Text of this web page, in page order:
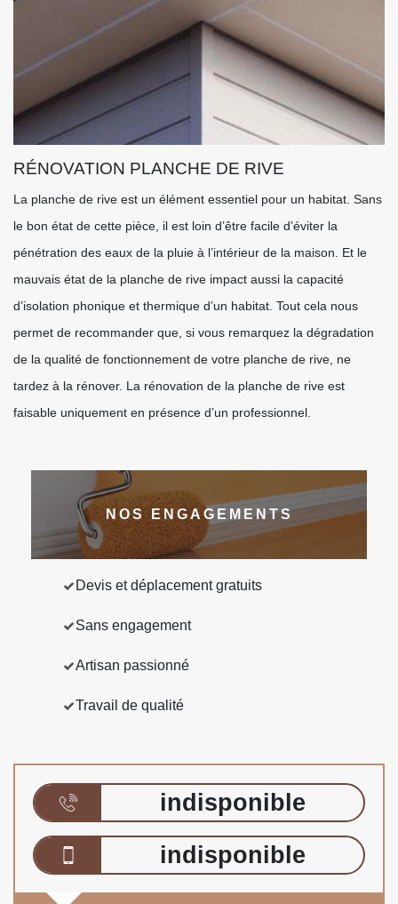
RÉNOVATION PLANCHE DE RIVE
La planche de rive est un élément essentiel pour un habitat. Sans
le bon état de cette pièce, il est loin d’être facile d’éviter la
pénétration des eaux de la pluie à l’intérieur de la maison. Et le
mauvais état de la planche de rive impact aussi la capacité
d’isolation phonique et thermique d’un habitat. Tout cela nous
permet de recommander que, si vous remarquez la dégradation
de la qualité de fonctionnement de votre planche de rive, ne
tardez à la rénover. La rénovation de la planche de rive est
faisable uniquement en présence d’un professionnel.
NOS ENGAGEMENTS
Devis et déplacement gratuits
Sans engagement
Artisan passionné
Travail de qualité
indisponible
indisponible